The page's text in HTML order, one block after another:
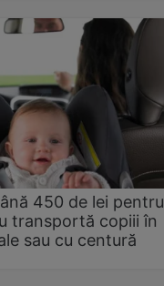
450 de lei pentru
transportă copiii în
sau cu centură